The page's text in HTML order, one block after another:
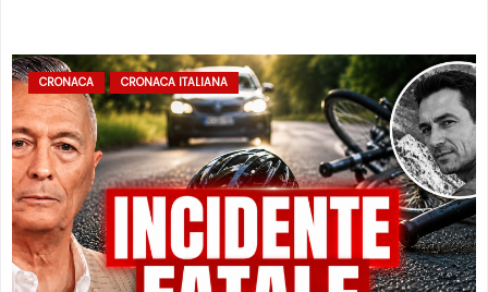
CRONACA CRONACA ITALIANA